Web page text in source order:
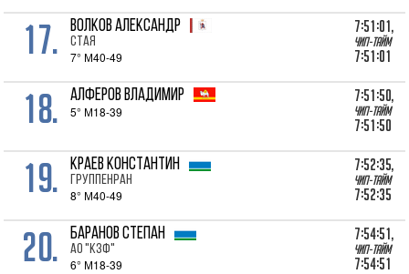
17. ВОЛКОВ Александр
СТАЯ
7° М40-49
7:51:01,
Чип-тайм
7:51:01
18. АЛФЕРОВ Владимир
5° М18-39
7:51:50,
Чип-тайм
7:51:50
19. КРАЕВ Константин
Группенран
8° М40-49
7:52:35,
Чип-тайм
7:52:35
20. БАРАНОВ Степан
АО "КЗФ"
6° М18-39
7:54:51,
Чип-тайм
7:54:51